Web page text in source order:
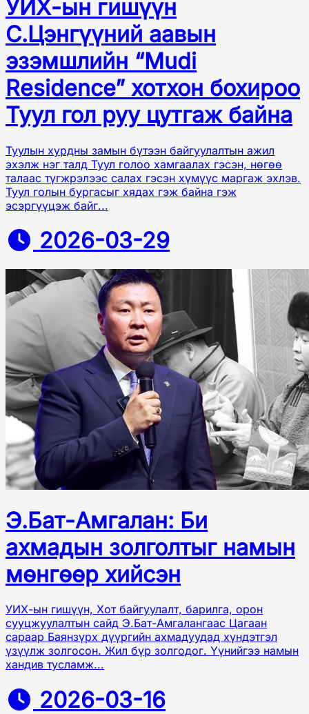
УИХ-ын гишүүн
С.Цэнгүүний аавын
эзэмшлийн “Mudi
Residence” хотхон бохироо
Туул гол руу цутгаж байна
Туулын хурдны замын бүтээн байгуулалтын ажил
эхэлж нэг талд Туул голоо хамгаалах гэсэн, нөгөө
талаас түгжрэлээс салах гэсэн хүмүүс маргаж эхлэв.
Туул голын бургасыг хядах гэж байна гэж
эсэргүүцэж байг...
2026-03-29
Э.Бат-Амгалан: Би
ахмадын золголтыг намын
мөнгөөр хийсэн
УИХ-ын гишүүн, Хот байгуулалт, барилга, орон
сууцжуулалтын сайд Э.Бат-Амгалангаас Цагаан
сараар Баянзүрх дүүргийн ахмадуудад хүндэтгэл
үзүүлж золгосон. Жил бүр золгодог. Үүнийгээ намын
хандив тусламж...
2026-03-16